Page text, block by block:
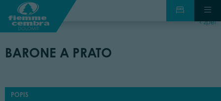
zpět
BARONE A PRATO
POPIS